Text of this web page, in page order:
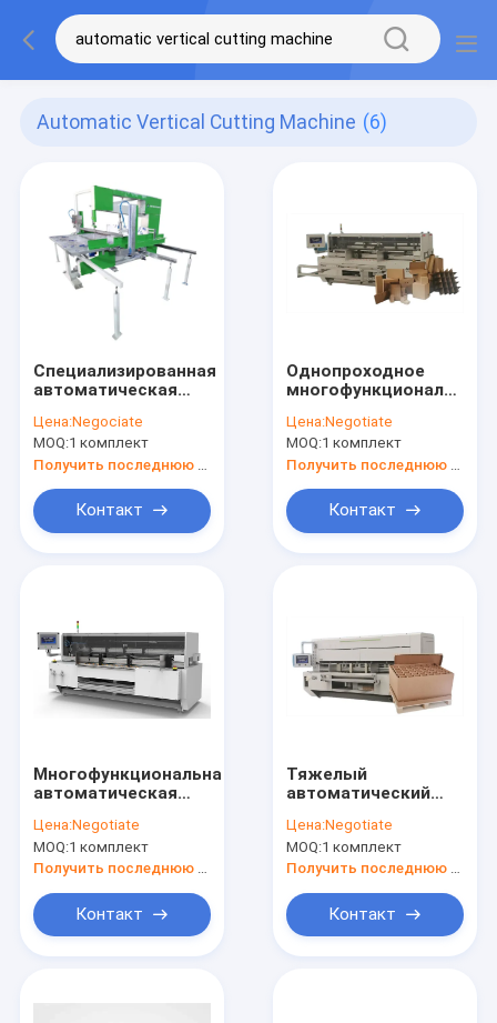
Automatic Vertical Cutting Machine (6)
Специализированная
автоматическая
режущая машина
4KW ленточная пила
AHS-1524
Цена:Negociate
MOQ:1 комплект
Контакт
Однопроходное
многофункциональное
гофрированное
коробка
изготовления
машины низкое
потребление
Цена:Negotiate
MOQ:1 комплект
Контакт
Многофункциональная
автоматическая
изготовитель 50Hz /
60Hz BM3000
Картонная коробка
Цена:Negotiate
MOQ:1 комплект
Контакт
Тяжелый
автоматический
производитель 220V
380V 415V BM3000
HD
Цена:Negotiate
MOQ:1 комплект
Контакт